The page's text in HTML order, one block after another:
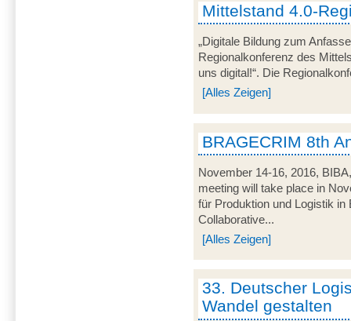
Mittelstand 4.0-
„Digitale Bildung zum
Regionalkonferenz des
uns digital!“. Die
[Alles Zeigen]
BRAGECRIM 8th
November 14-16, 2016,
meeting will take place in
für Produktion und Logistik
Collaborative...
[Alles Zeigen]
33. Deutscher
Wandel gestalten